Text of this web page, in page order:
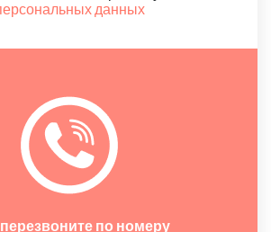
данных
по номеру